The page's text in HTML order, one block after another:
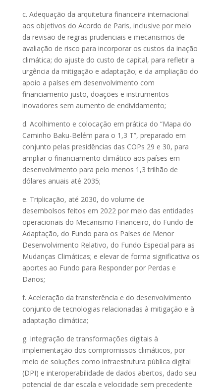
c. Adequação da arquitetura financeira internacional
aos objetivos do Acordo de Paris, inclusive por meio
da revisão de regras prudenciais e mecanismos de
avaliação de risco para incorporar os custos da inação
climática; do ajuste do custo de capital, para refletir a
urgência da mitigação e adaptação; e da ampliação do
apoio a países em desenvolvimento com
financiamento justo, doações e instrumentos
inovadores sem aumento de endividamento;
d. Acolhimento e colocação em prática do “Mapa do
Caminho Baku-Belém para o 1,3 T”, preparado em
conjunto pelas presidências das COPs 29 e 30, para
ampliar o financiamento climático aos países em
desenvolvimento para pelo menos 1,3 trilhão de
dólares anuais até 2035;
e. Triplicação, até 2030, do volume de
desembolsos feitos em 2022 por meio das entidades
operacionais do Mecanismo Financeiro, do Fundo de
Adaptação, do Fundo para os Países de Menor
Desenvolvimento Relativo, do Fundo Especial para as
Mudanças Climáticas; e elevar de forma significativa os
aportes ao Fundo para Responder por Perdas e
Danos;
f. Aceleração da transferência e do desenvolvimento
conjunto de tecnologias relacionadas à mitigação e à
adaptação climática;
g. Integração de transformações digitais à
implementação dos compromissos climáticos, por
meio de soluções como infraestrutura pública digital
(DPI) e interoperabilidade de dados abertos, dado seu
potencial de dar escala e velocidade sem precedente